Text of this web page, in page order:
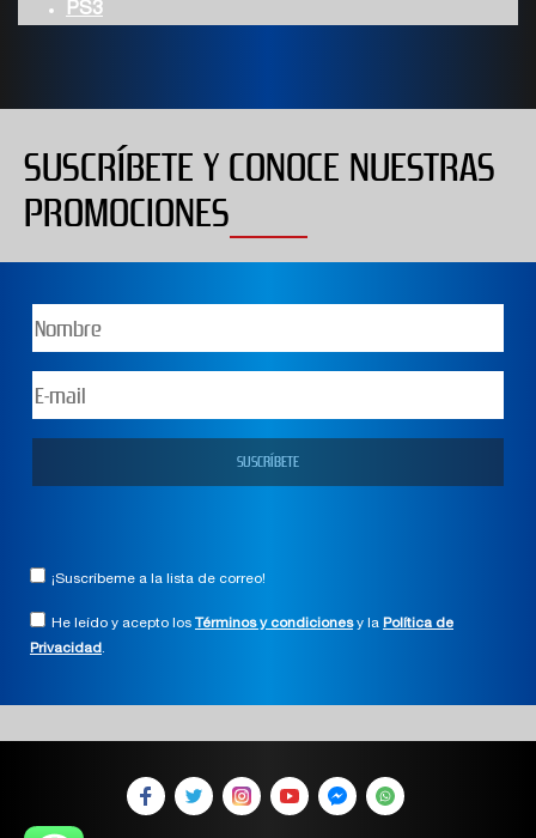
PS3
SUSCRÍBETE Y CONOCE NUESTRAS
PROMOCIONES
¡Suscríbeme a la lista de correo!
He leído y acepto los Términos y condicionesy la Política de
Privacidad.